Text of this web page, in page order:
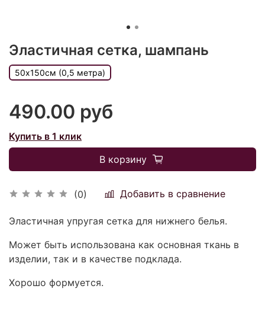
Эластичная сетка, шампань
(0) Добавить в сравнение
50х150см (0,5 метра)
490.00 руб
Купить в 1 клик
В корзину
Эластичная упругая сетка для нижнего белья.
Может быть использована как основная ткань в
изделии, так и в качестве подклада.
Хорошо формуется.